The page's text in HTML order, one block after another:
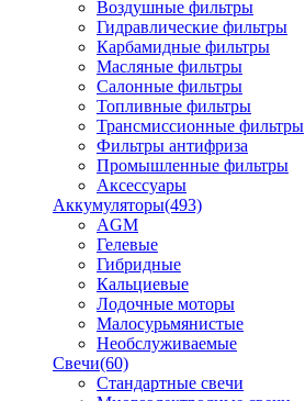
Воздушные фильтры
Гидравлические фильтры
Карбамидные фильтры
Масляные фильтры
Салонные фильтры
Топливные фильтры
Трансмиссионные фильтры
Фильтры антифриза
Промышленные фильтры
Аксессуары
Аккумуляторы(493)
AGM
Гелевые
Гибридные
Кальциевые
Лодочные моторы
Малосурьмянистые
Необслуживаемые
Свечи(60)
Стандартные свечи